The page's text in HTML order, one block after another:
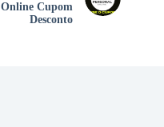
Online Cupom
Desconto